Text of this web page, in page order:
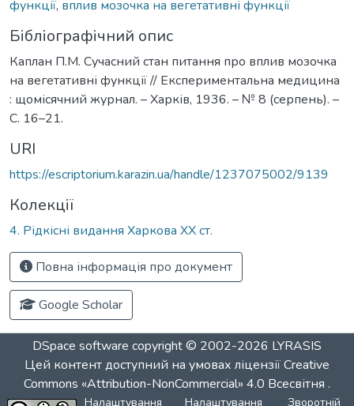
функції, вплив мозочка на вегетативні функції
Бібліографічний опис
Каплан П.М. Сучасний стан питання про вплив мозочка
на вегетативні функції // Експериментальна медицина
: щомісячний журнал. – Харків, 1936. – № 8 (серпень). –
С. 16–21.
URI
https://escriptorium.karazin.ua/handle/1237075002/9139
Колекції
4. Рідкісні видання Харкова ХХ ст.
Повна інформація про документ
Google Scholar
DSpace software copyright © 2002-2026 LYRASIS
Цей контент доступний на умовах ліцензіїCreative
Commons «Attribution-NonCommercial» 4.0 Всесвітня .
Налаштування Налаштування Зворотній